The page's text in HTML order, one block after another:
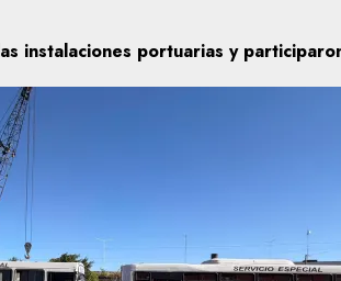
instalaciones portuarias y